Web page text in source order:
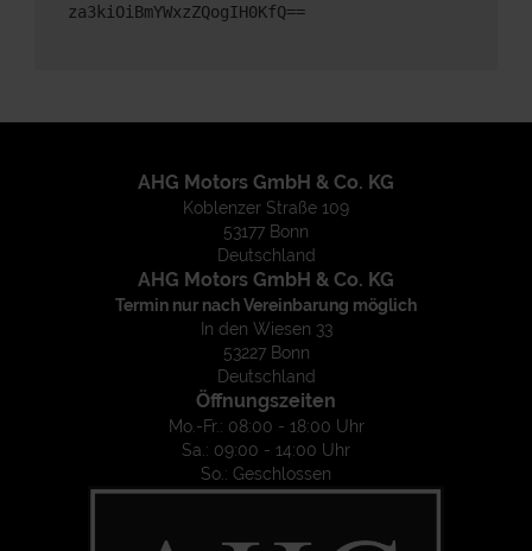
za3kiOiBmYWxzZQogIH0KfQ==
AHG Motors GmbH & Co. KG
Koblenzer Straße 109
53177 Bonn
Deutschland
AHG Motors GmbH & Co. KG
Termin nur nach Vereinbarung möglich
In den Wiesen 33
53227 Bonn
Deutschland
Öffnungszeiten
Mo.-Fr.: 08:00 - 18:00 Uhr
Sa.: 09:00 - 14:00 Uhr
So.: Geschlossen